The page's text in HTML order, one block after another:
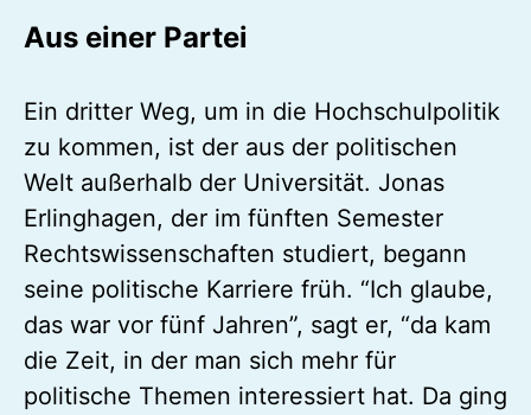
Aus einer Partei
Ein dritter Weg, um in die Hochschulpolitik
zu kommen, ist der aus der politischen
Welt außerhalb der Universität. Jonas
Erlinghagen, der im fünften Semester
Rechtswissenschaften studiert, begann
seine politische Karriere früh. “Ich glaube,
das war vor fünf Jahren”, sagt er, “da kam
die Zeit, in der man sich mehr für
politische Themen interessiert hat. Da ging